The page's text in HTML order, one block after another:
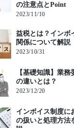
の注意点とPoint
2023/11/10
益税とは？インボ
関係について解説
2023/10/31
【基礎知識】業
の違いとは？
2023/12/20
インボイス制度に
の扱いと処理方法